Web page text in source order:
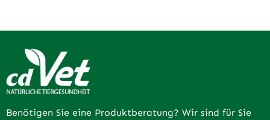
Benötigen Sie eine Produktberatung? Wir sind für Sie